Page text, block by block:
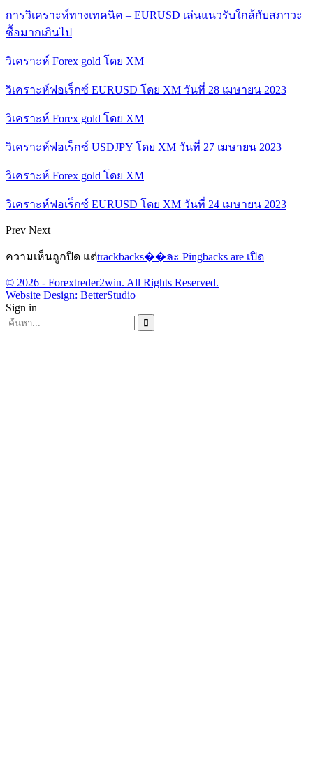
การวิเคราะห์ทางเทคนิค – EURUSD เล่นแนวรับใกล้กับสภาวะ
ซื้อมากเกินไป
วิเคราะห์ Forex gold โดย XM
วิเคราะห์ฟอเร็กซ์ EURUSD โดย XM วันที่ 28 เมษายน 2023
วิเคราะห์ Forex gold โดย XM
วิเคราะห์ฟอเร็กซ์ USDJPY โดย XM วันที่ 27 เมษายน 2023
วิเคราะห์ Forex gold โดย XM
วิเคราะห์ฟอเร็กซ์ EURUSD โดย XM วันที่ 24 เมษายน 2023
Prev Next
ความเห็นถูกปิด แต่trackbacks��ละ Pingbacks are เปิด
© 2026 - Forextreder2win. All Rights Reserved.
Website Design: BetterStudio
Sign in